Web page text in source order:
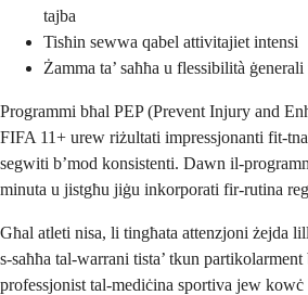
tajba
Tisħin sewwa qabel attivitajiet intensi
Żamma ta’ saħħa u flessibilità ġenerali
Programmi bħal PEP (Prevent Injury and
FIFA 11+ urew riżultati impressjonanti fit-
segwiti b’mod konsistenti. Dawn il-
minuta u jistgħu jiġu inkorporati fir-rutina
Għal atleti nisa, li tingħata attenzjoni żejda
s-saħħa tal-warrani tista’ tkun
professjonist tal-mediċina sportiva jew